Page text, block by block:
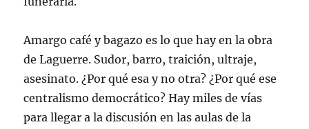
Amargo café y bagazo es lo que hay en la obra
de Laguerre. Sudor, barro, traición, ultraje,
asesinato. ¿Por qué esa y no otra? ¿Por qué ese
centralismo democrático? Hay miles de vías
para llegar a la discusión en las aulas de la